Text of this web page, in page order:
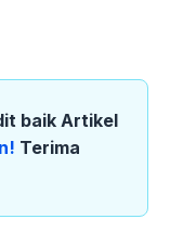
baik Artikel
Terima